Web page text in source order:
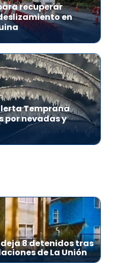
recuperar
en
Temprana
por nevadas y
8 detenidos tras
de La Unión